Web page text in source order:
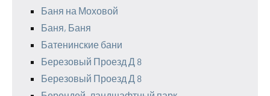
Баня на Моховой
Баня, Баня
Батенинские бани
Березовый Проезд Д 8
Березовый Проезд Д 8